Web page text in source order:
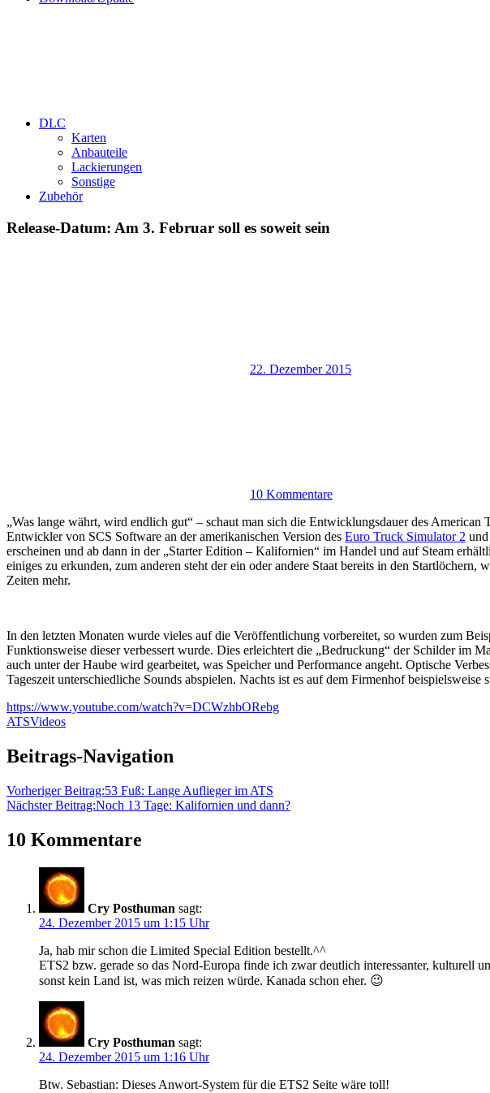
DLC
Karten
Anbauteile
Lackierungen
Sonstige
Zubehör
Release-Datum: Am 3. Februar soll es soweit sein
22. Dezember 2015
10 Kommentare
„Was lange währt, wird endlich gut“ – schaut man sich die Entwicklungsdauer des
Entwickler von SCS Software an der amerikanischen Version des Euro Truck Simulator 2
erscheinen und ab dann in der „Starter Edition – Kalifornien“ im Handel und auf Steam
einiges zu erkunden, zum anderen steht der ein oder andere Staat bereits in den
Zeiten mehr.
In den letzten Monaten wurde vieles auf die Veröffentlichung vorbereitet, so wurden zum
Funktionsweise dieser verbessert wurde. Dies erleichtert die „Bedruckung“ der Schilder im
auch unter der Haube wird gearbeitet, was Speicher und Performance angeht. Optische
Tageszeit unterschiedliche Sounds abspielen. Nachts ist es auf dem Firmenhof
https://www.youtube.com/watch?v=DCWzhbORebg
ATSVideos
Beitrags-Navigation
Vorheriger Beitrag:53 Fuß: Lange Auflieger im ATS
Nächster Beitrag:Noch 13 Tage: Kalifornien und dann?
10 Kommentare
Cry Posthuman sagt:
24. Dezember 2015 um 1:15 Uhr
Ja, hab mir schon die Limited Special Edition bestellt.^^
ETS2 bzw. gerade so das Nord-Europa finde ich zwar deutlich interessanter, kulturell
sonst kein Land ist, was mich reizen würde. Kanada schon eher. 😉
Cry Posthuman sagt:
24. Dezember 2015 um 1:16 Uhr
Btw. Sebastian: Dieses Anwort-System für die ETS2 Seite wäre toll!